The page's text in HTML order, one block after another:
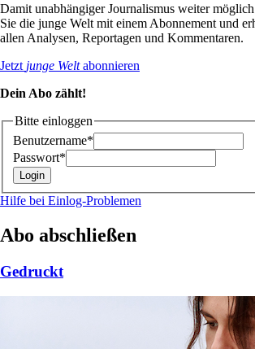
Damit unabhängiger Journalismus weiter
Sie die junge Welt mit einem Abonnement und
allen Analysen, Reportagen und Kommentaren.
Jetzt junge Weltabonnieren
Dein Abo zählt!
Bitte einloggen
Benutzername*
Passwort*
Hilfe bei Einlog-Problemen
Abo abschließen
Gedruckt